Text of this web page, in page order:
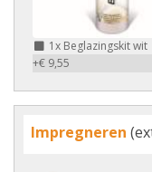
1x Beglazingskit wit
+€ 9,55
Impregneren